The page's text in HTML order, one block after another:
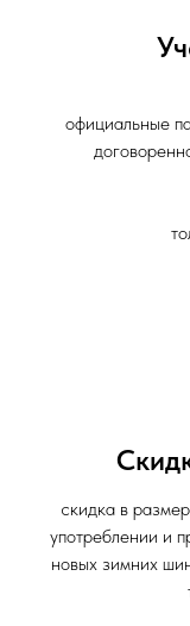
официальные
скидка в
употреблении и
новых зимних